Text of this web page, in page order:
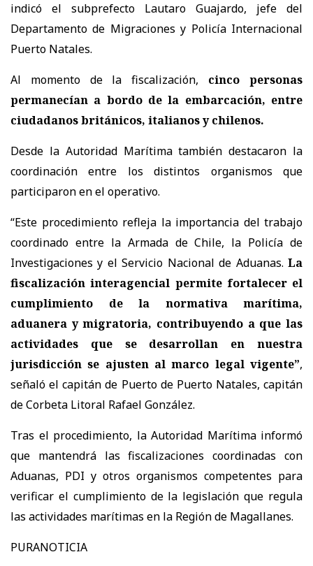
indicó el subprefecto Lautaro Guajardo, jefe del
Departamento de Migraciones y Policía Internacional
Puerto Natales.
Al momento de la fiscalización, cinco personas
permanecían a bordo de la embarcación, entre
ciudadanos británicos, italianos y chilenos.
Desde la Autoridad Marítima también destacaron la
coordinación entre los distintos organismos que
participaron en el operativo.
“Este procedimiento refleja la importancia del trabajo
coordinado entre la Armada de Chile, la Policía de
Investigaciones y el Servicio Nacional de Aduanas. La
fiscalización interagencial permite fortalecer el
cumplimiento de la normativa marítima,
aduanera y migratoria, contribuyendo a que las
actividades que se desarrollan en nuestra
jurisdicción se ajusten al marco legal vigente”,
señaló el capitán de Puerto de Puerto Natales, capitán
de Corbeta Litoral Rafael González.
Tras el procedimiento, la Autoridad Marítima informó
que mantendrá las fiscalizaciones coordinadas con
Aduanas, PDI y otros organismos competentes para
verificar el cumplimiento de la legislación que regula
las actividades marítimas en la Región de Magallanes.
PURANOTICIA